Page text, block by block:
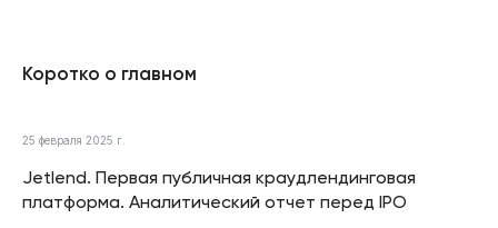
Коротко о главном
25 февраля 2025 г.
Jetlend. Первая публичная краудлендинговая
платформа. Аналитический отчет перед IPO